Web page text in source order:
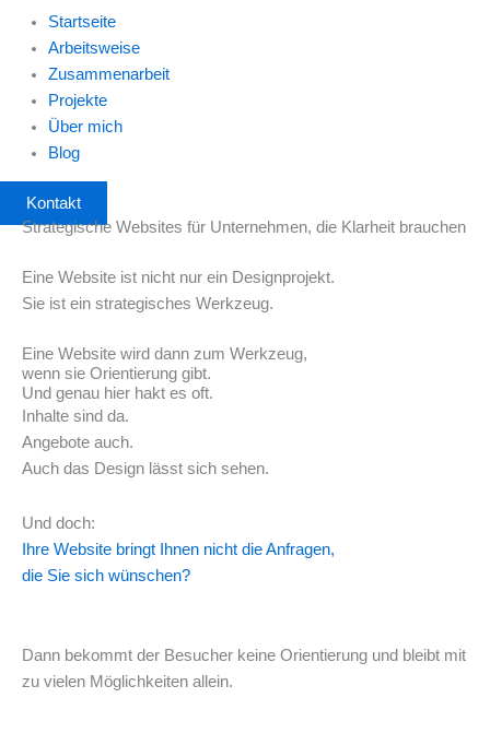
Startseite
Arbeitsweise
Zusammenarbeit
Projekte
Über mich
Blog
Kontakt
Strategische Websites für Unternehmen, die Klarheit brauchen
Eine Website ist nicht nur ein Designprojekt.
Sie ist ein strategisches Werkzeug.
Eine Website wird dann zum Werkzeug,
wenn sie Orientierung gibt.
Und genau hier hakt es oft.
Inhalte sind da.
Angebote auch.
Auch das Design lässt sich sehen.
Und doch:
Ihre Website bringt Ihnen nicht die Anfragen,
die Sie sich wünschen?
Dann bekommt der Besucher keine Orientierung und bleibt mit
zu vielen Möglichkeiten allein.